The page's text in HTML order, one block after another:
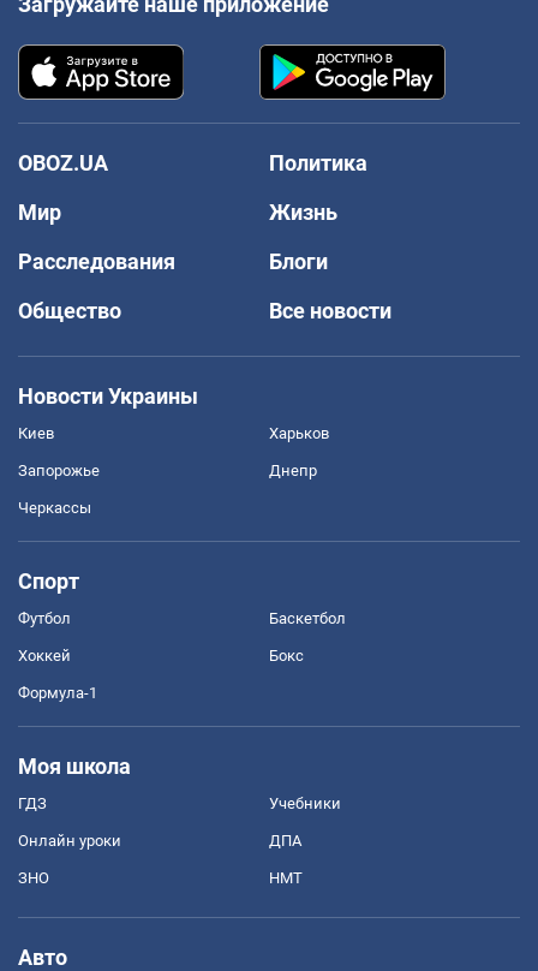
OBOZ.UA
Политика
Мир
Жизнь
Расследования
Блоги
Общество
Все новости
Новости Украины
Киев Харьков
Запорожье Днепр
Черкассы
Спорт
Футбол Баскетбол
Хоккей Бокс
Формула-1
Моя школа
ГДЗ Учебники
Онлайн уроки ДПА
ЗНО НМТ
Авто